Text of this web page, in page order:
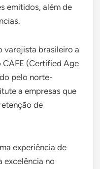
emitidos, além de
varejista brasileiro a
(Certified Age
pelo norte-
a empresas que
de
experiência de
excelência no